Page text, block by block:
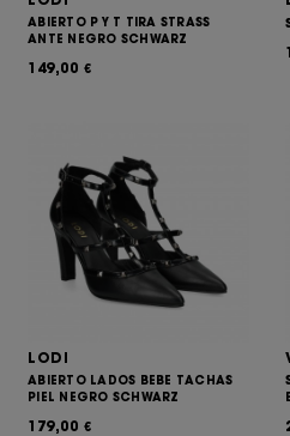
ABIERTO P Y T TIRA STRASS
ANTE NEGRO SCHWARZ
149,00 €
LODI
ABIERTO LADOS BEBE TACHAS
PIEL NEGRO SCHWARZ
179,00 €